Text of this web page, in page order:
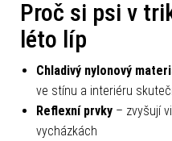
Proč si psi v
léto líp
Chladivý nylonový
ve stínu a interiéru
Reflexní prvky – zvyšují
vycházkách